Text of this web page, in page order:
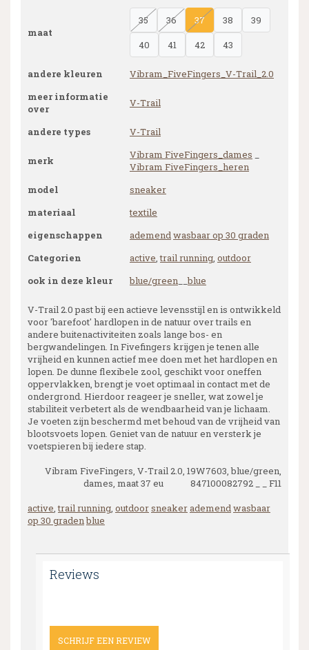
maat
35 36 37 38
39
40
41 42 43
andere kleuren
Vibram_FiveFingers_V-Trail_2.0
meer informatie
over
V-Trail
andere types V-Trail
merk Vibram FiveFingers_dames
Vibram FiveFingers_heren
model
sneaker
materiaal
textile
eigenschappen
ademendwasbaar op 30 graden
Categorien
active,trail running, outdoor
ook in deze kleur
blue/green __blue
V-Trail 2.0 past bij een actieve levensstijl en is ontwikkeld
voor 'barefoot' hardlopen in de natuur over trails en
andere buitenactiviteiten zoals lange bos- en
bergwandelingen. In Fivefingers krijgen je tenen alle
vrijheid en kunnen actief mee doen met het hardlopen en
lopen. De dunne flexibele zool, geschikt voor oneffen
oppervlakken, brengt je voet optimaal in contact met de
ondergrond. Hierdoor reageer je sneller, wat zowel je
stabiliteit verbetert als de wendbaarheid van je lichaam.
Je voeten zijn beschermd met behoud van de vrijheid van
blootsvoets lopen. Geniet van de natuur en versterk je
voetspieren bij iedere stap.
Vibram FiveFingers, V-Trail 2.0, 19W7603, blue/green,
dames, maat 37 eu 847100082792 _ _ F11
active,trail running, outdoorsneakerademendwasbaar
op 30 gradenblue
Reviews
SCHRIJF EEN REVIEW